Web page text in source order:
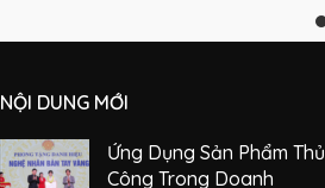
NỘI DUNG MỚI
Ứng Dụng Sản Phẩm Thủ
Công Trong Doanh